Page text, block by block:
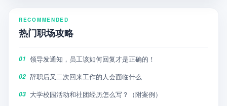
RECOMMENDED
热门职场攻略
01 领导发通知，员工该如何回复才是正确的！
02 辞职后又二次回来工作的人会面临什么
03 大学校园活动和社团经历怎么写？（附案例）